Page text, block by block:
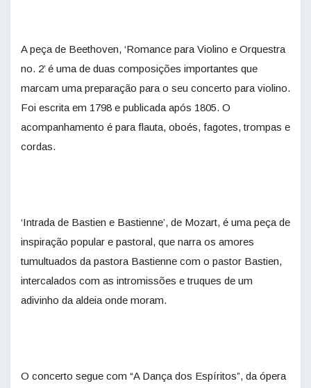
A peça de Beethoven, ‘Romance para Violino e Orquestra
no. 2’ é uma de duas composições importantes que
marcam uma preparação para o seu concerto para violino.
Foi escrita em 1798 e publicada após 1805. O
acompanhamento é para flauta, oboés, fagotes, trompas e
cordas.
‘Intrada de Bastien e Bastienne’, de Mozart, é uma peça de
inspiração popular e pastoral, que narra os amores
tumultuados da pastora Bastienne com o pastor Bastien,
intercalados com as intromissões e truques de um
adivinho da aldeia onde moram.
O concerto segue com “A Dança dos Espíritos”, da ópera